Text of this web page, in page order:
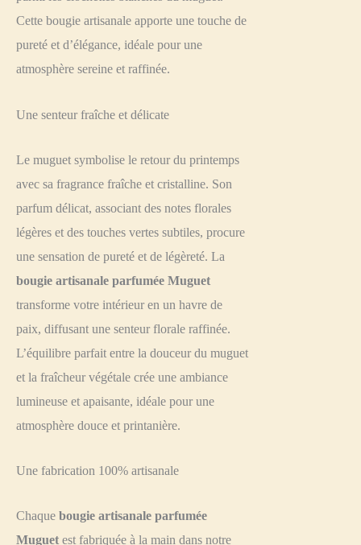
Cette bougie artisanale apporte une touche de
pureté et d’élégance, idéale pour une
atmosphère sereine et raffinée.
Une senteur fraîche et délicate
Le muguet symbolise le retour du printemps
avec sa fragrance fraîche et cristalline. Son
parfum délicat, associant des notes florales
légères et des touches vertes subtiles, procure
une sensation de pureté et de légèreté. La
bougie artisanale parfumée Muguet
transforme votre intérieur en un havre de
paix, diffusant une senteur florale raffinée.
L’équilibre parfait entre la douceur du muguet
et la fraîcheur végétale crée une ambiance
lumineuse et apaisante, idéale pour une
atmosphère douce et printanière.
Une fabrication 100% artisanale
Chaque bougie artisanale parfumée
Muguet est fabriquée à la main dans notre